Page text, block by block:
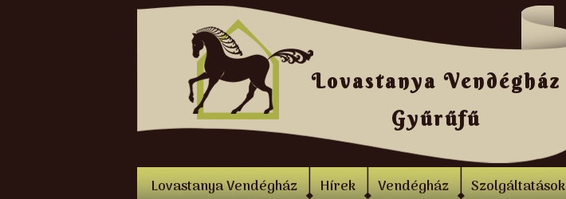
Lovastanya Vendégház
Gyűrűfű
Lovastanya Vendégház Hírek Vendégház Szolgáltatások